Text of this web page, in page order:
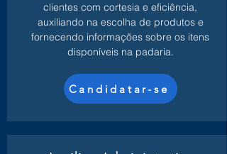
clientes com cortesia e eficiência,
auxiliando na escolha de produtos e
fornecendo informações sobre os itens
disponíveis na padaria.
Candidatar-se